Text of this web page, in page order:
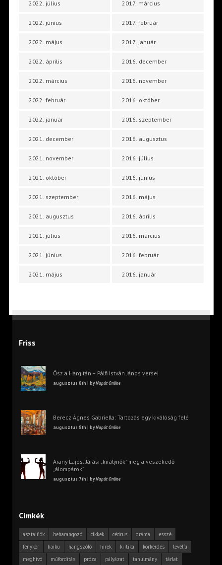
2022. július
2022. június
2022. május
2022. április
2022. március
2022. február
2022. január
2021. december
2021. november
2021. október
2021. szeptember
2021. augusztus
2021. július
2021. június
2021. május
2017. március
2017. február
2017. január
2016. december
2016. november
2016. október
2016. szeptember
2016. augusztus
2016. július
2016. június
2016. május
2016. április
2016. március
2016. február
2016. január
Friss
Ősz a Hargitán – Pálfi István János versei
augusztus 8th | byNapút Online
Berecz Ágnes Gabriella: Tartozás egy kiválóság felé
augusztus 8th | byNapút Online
Arany Lajos: Járási „királynők” meg a veszekedő
„álompárok”
augusztus 7th | byNapút Online
Címkék
asztalfiók beharangozó cikkek cédrus dráma
esszé
fénykör
haiku hangszóló hírek kritika körkérdés
levélfa
meghívó
műfordítás próza pályázat tanulmány
tárlat